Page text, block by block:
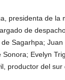
presidenta de la
de
Sagarhpa; Juan
Evelyn
productor del sur